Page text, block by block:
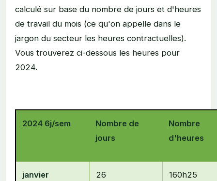
calculé sur base du nombre de jours et d'heures
de travail du mois (ce qu'on appelle dans le
jargon du secteur les heures contractuelles).
Vous trouverez ci-dessous les heures pour
2024.
2024 6j/sem
Nombre de
jours
Nombre
d'heures
janvier 26 160h25